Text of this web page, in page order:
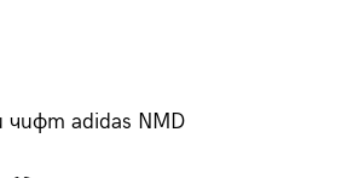
чифт adidas NMD
is the Wine – Какво